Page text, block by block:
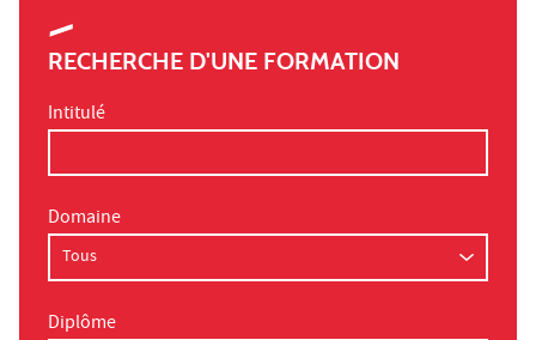
RECHERCHE D'UNE FORMATION
Intitulé
Domaine
Diplôme